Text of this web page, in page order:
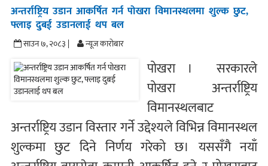
अन्तर्राष्ट्रिय उडान आकर्षित गर्न पोखरा विमानस्थलमा शुल्क छुट,
फ्लाइ दुबई उडानलाई थप बल
साउन ७, २०८३ | न्यूज काराेबार
पोखरा । सरकारले
पोखरा अन्तर्राष्ट्रिय
विमानस्थलबाट
अन्तर्राष्ट्रिय उडान विस्तार गर्ने उद्देश्यले विभिन्न विमानस्थल
शुल्कमा छुट दिने निर्णय गरेको छ। यससँगै नयाँ